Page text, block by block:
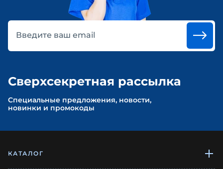
Введите ваш email
Сверхсекретная рассылка
Cпециальные предложения, новости,
новинки и промокоды
КАТАЛОГ